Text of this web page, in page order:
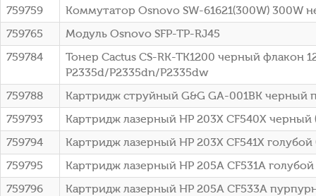
759759
Коммутатор Osnovo SW-61621(300W) 300W
759765
Модуль Osnovo SFP-TP-RJ45
759784
Тонер Cactus CS-RK-TK1200 черный флакон
P2335d/P2335dn/P2335dw
759788
Картридж струйный G&G GA-001BK черный
759793
Картридж лазерный HP 203X CF540X черный
759794
Картридж лазерный HP 203X CF541X
759795
Картридж лазерный HP 205A CF531A голубой
759796
Картридж лазерный HP 205A CF533A